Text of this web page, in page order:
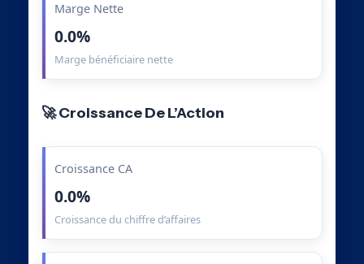
Marge Nette
0.0%
Marge bénéficiaire nette
🚀 Croissance De L’Action
Croissance CA
0.0%
Croissance du chiffre d’affaires